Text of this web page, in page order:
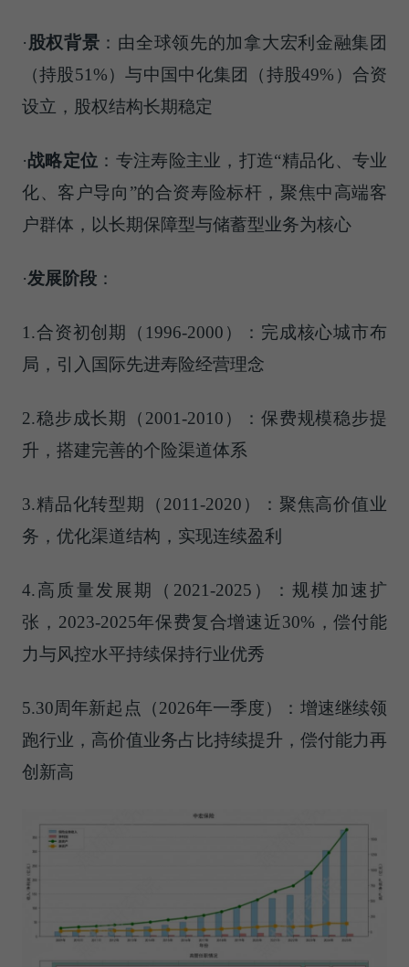
·股权背景 ：由全球领先的加拿大宏利金融集团
（持股51%）与中国中化集团（持股49%）合资
设立，股权结构长期稳定
·战略定位 ：专注寿险主业，打造“精品化、专业
化、客户导向”的合资寿险标杆，聚焦中高端客
户群体，以长期保障型与储蓄型业务为核心
·发展阶段：
1.合资初创期（1996-2000）：完成核心城市布
局，引入国际先进寿险经营理念
2.稳步成长期（2001-2010）：保费规模稳步提
升，搭建完善的个险渠道体系
3.精品化转型期（2011-2020）：聚焦高价值业
务，优化渠道结构，实现连续盈利
4.高质量发展期（2021-2025）：规模加速扩
张，2023-2025年保费复合增速近30%，偿付能
力与风控水平持续保持行业优秀
5.30周年新起点（2026年一季度）：增速继续领
跑行业，高价值业务占比持续提升，偿付能力再
创新高